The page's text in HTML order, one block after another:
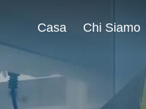
Casa Chi Siamo